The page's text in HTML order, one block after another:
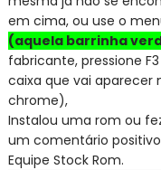
em cima, ou use o
(aquela barrinha
fabricante, pressione
caixa que vai aparecer
chrome),
Instalou uma rom ou
um comentário
Equipe Stock Rom.